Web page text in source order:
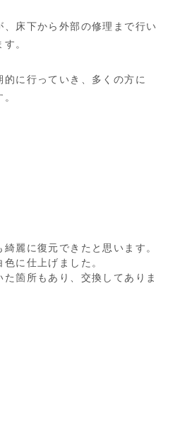
、床下から外部の修理まで行い
。
に行っていき、多くの方に
麗に復元できたと思います。
に仕上げました。
箇所もあり、交換してありま